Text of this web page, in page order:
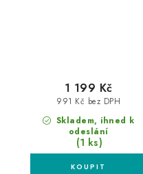
Skladem, ihned k
odeslání
(1 ks)
991 Kč bez DPH
1 199 Kč